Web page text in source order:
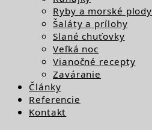
Ryby a morské plody
Šaláty a prílohy
Slané chuťovky
Veľká noc
Vianočné recepty
Zaváranie
Články
Referencie
Kontakt